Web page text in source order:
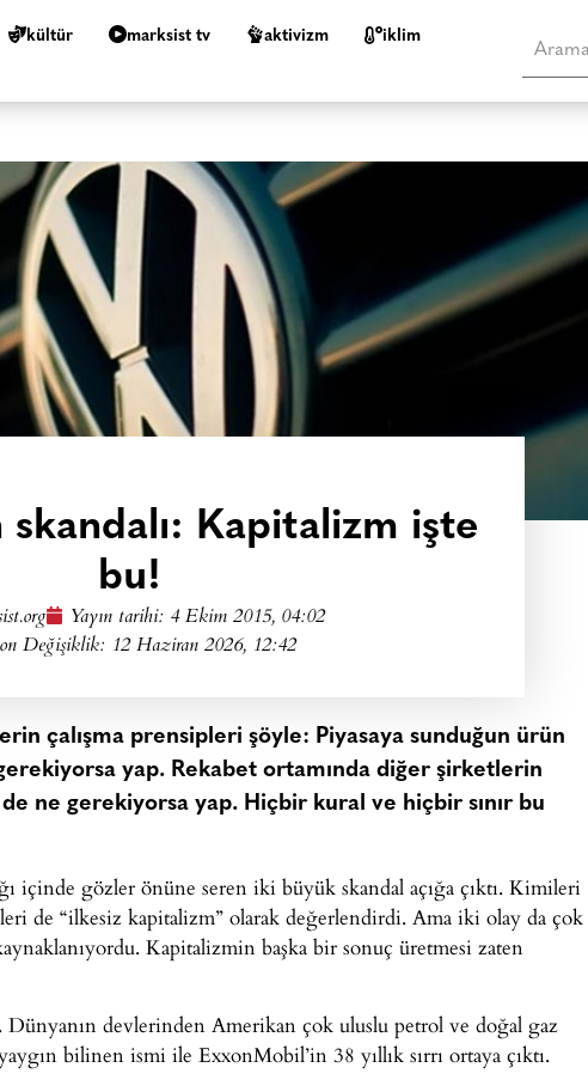
kültür marksist tv aktivizm i̇klim
skandalı: Kapitalizm işte
bu!
Yayın tarihi: 4 Ekim 2015, 04:02
Değişiklik: 12 Haziran 2026, 12:42
çalışma prensipleri şöyle: Piyasaya sunduğun ürün
yap. Rekabet ortamında diğer şirketlerin
ne gerekiyorsa yap. Hiçbir kural ve hiçbir sınır bu
içinde gözler önüne seren iki büyük skandal açığa çıktı. Kimileri
de “ilkesiz kapitalizm” olarak değerlendirdi. Ama iki olay da çok
Kapitalizmin başka bir sonuç üretmesi zaten
Dünyanın devlerinden Amerikan çok uluslu petrol ve doğal gaz
bilinen ismi ile ExxonMobil’in 38 yıllık sırrı ortaya çıktı.